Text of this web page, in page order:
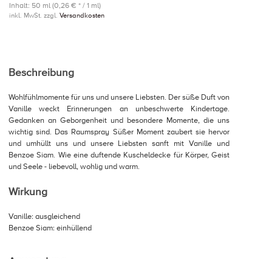
Inhalt: 50 ml (0,26 € * / 1 ml)
inkl. MwSt. zzgl. Versandkosten
Beschreibung
Wohlfühlmomente für uns und unsere Liebsten. Der süße Duft von
Vanille weckt Erinnerungen an unbeschwerte Kindertage.
Gedanken an Geborgenheit und besondere Momente, die uns
wichtig sind. Das Raumspray Süßer Moment zaubert sie hervor
und umhüllt uns und unsere Liebsten sanft mit Vanille und
Benzoe Siam. Wie eine duftende Kuscheldecke für Körper, Geist
und Seele - liebevoll, wohlig und warm.
Wirkung
Vanille: ausgleichend
Benzoe Siam: einhüllend